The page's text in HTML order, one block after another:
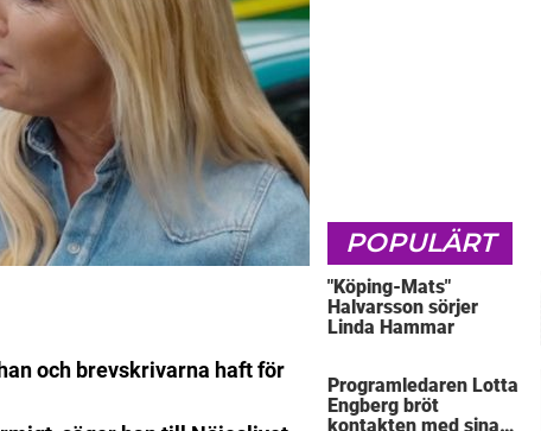
och brevskrivarna haft för
POPULÄRT
"Köping-Mats"
Halvarsson sörjer
Linda Hammar
Programledaren Lotta
Engberg bröt
kontakten med sina